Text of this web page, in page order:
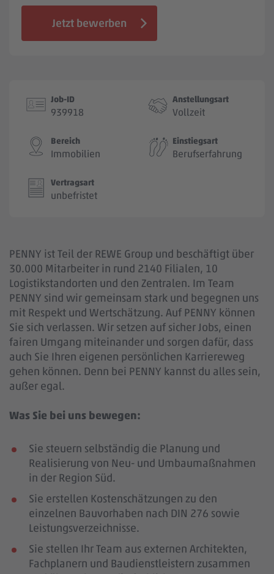
Jobbörse
Jetzt bewerben
Job-ID
939918
Anstellungsart
Vollzeit
Bereich
Immobilien
Einstiegsart
Berufserfahrung
Vertragsart
unbefristet
PENNY ist Teil der REWE Group und beschäftigt über
30.000 Mitarbeiter in rund 2140 Filialen, 10
Logistikstandorten und den Zentralen. Im Team
PENNY sind wir gemeinsam stark und begegnen uns
mit Respekt und Wertschätzung. Auf PENNY können
Sie sich verlassen. Wir setzen auf sicher Jobs, einen
fairen Umgang miteinander und sorgen dafür, dass
auch Sie Ihren eigenen persönlichen Karriereweg
gehen können. Denn bei PENNY kannst du alles sein,
außer egal.
Was Sie bei uns bewegen:
Sie steuern selbständig die Planung und
Realisierung von Neu- und Umbaumaßnahmen
in der Region Süd.
Sie erstellen Kostenschätzungen zu den
einzelnen Bauvorhaben nach DIN 276 sowie
Leistungsverzeichnisse.
Sie stellen Ihr Team aus externen Architekten,
Fachplanern und Baudienstleistern zusammen